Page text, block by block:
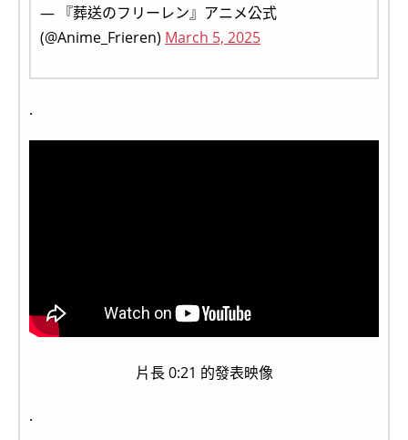
— 『葬送のフリーレン』アニメ公式
(@Anime_Frieren) March 5, 2025
.
片長 0:21 的發表映像
.